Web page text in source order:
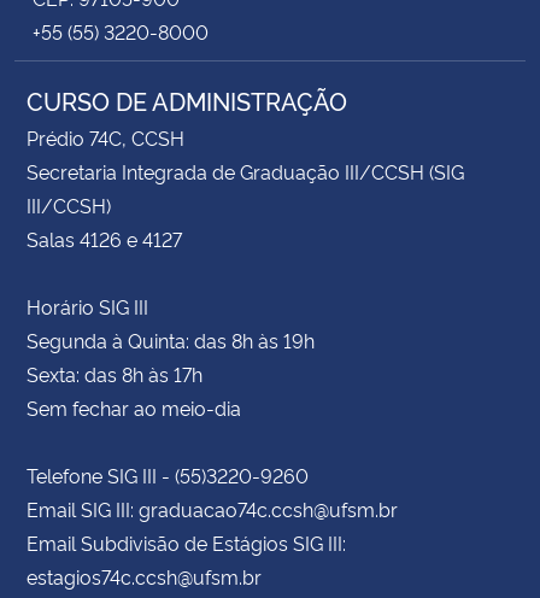
+55 (55) 3220-8000
CURSO DE ADMINISTRAÇÃO
Prédio 74C, CCSH
Secretaria Integrada de Graduação III/CCSH (SIG
III/CCSH)
Salas 4126 e 4127
Horário SIG III
Segunda à Quinta: das 8h às 19h
Sexta: das 8h às 17h
Sem fechar ao meio-dia
Telefone SIG III - (55)3220-9260
Email SIG III: graduacao74c.ccsh@ufsm.br
Email Subdivisão de Estágios SIG III:
estagios74c.ccsh@ufsm.br